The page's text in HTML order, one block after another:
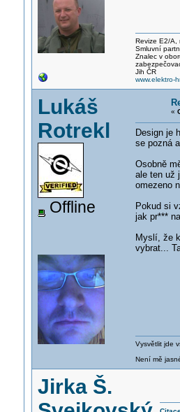
Revize E2/A,
Smluvní
Znalec v
Jih ČR
www.elektro-
Lukáš
Rotrekl
Offline
«
Design je
se pozná
Osobně
ale ten už
omezeno
Pokud si
jak pr***
Myslí, že
vybrat...
Vysvětlit jde
Není mě
Jirka Š.